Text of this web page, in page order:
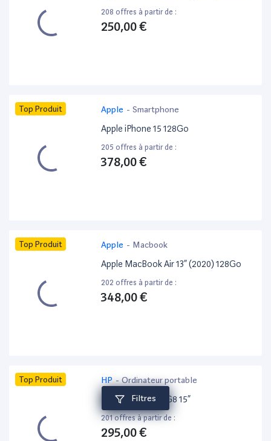
Filtres
208 offres à partir de :
250,00 €
Top Produit Apple - Smartphone
Apple iPhone 15 128Go
205 offres à partir de :
378,00 €
Top Produit Apple - Macbook
Apple MacBook Air 13” (2020) 128Go
202 offres à partir de :
348,00 €
Top Produit HP- Ordinateur portable
HP ProBook 650 G8 15”
201 offres à partir de :
295,00 €